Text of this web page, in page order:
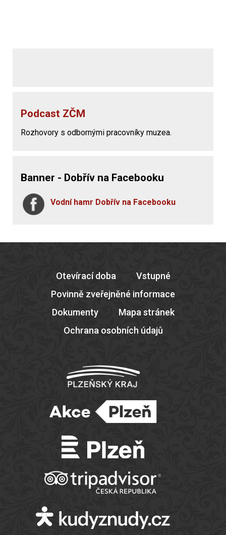
Podcast ZČM
Rozhovory s odbornými pracovníky muzea.
Banner - Dobřív na Facebooku
Vodní hamr Dobřív na Facebooku
Otevírací doba
Vstupné
Povinně zveřejněné informace
Dokumenty
Mapa stránek
Ochrana osobních údajů